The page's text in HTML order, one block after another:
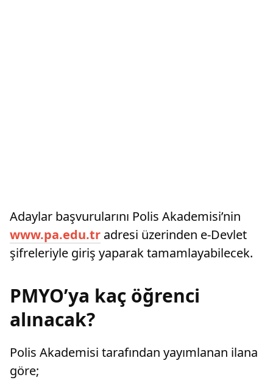
Adaylar başvurularını Polis Akademisi’nin
www.pa.edu.tr adresi üzerinden e-Devlet
şifreleriyle giriş yaparak tamamlayabilecek.
PMYO’ya kaç öğrenci
alınacak?
Polis Akademisi tarafından yayımlanan ilana
göre;